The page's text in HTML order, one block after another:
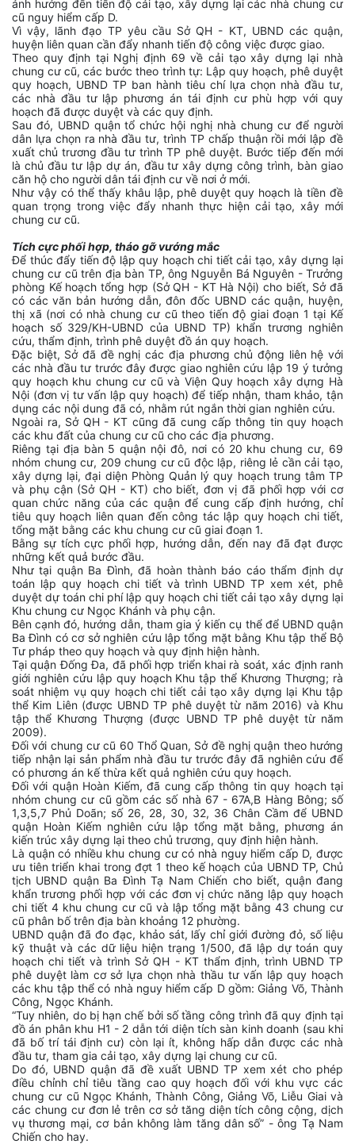
ảnh hưởng đến tiến độ cải tạo, xây dựng lại các nhà chung cư
cũ nguy hiểm cấp D.
Vì vậy, lãnh đạo TP yêu cầu Sở QH - KT, UBND các quận,
huyện liên quan cần đẩy nhanh tiến độ công việc được giao.
Theo quy định tại Nghị định 69 về cải tạo xây dựng lại nhà
chung cư cũ, các bước theo trình tự: Lập quy hoạch, phê duyệt
quy hoạch, UBND TP ban hành tiêu chí lựa chọn nhà đầu tư,
các nhà đầu tư lập phương án tái định cư phù hợp với quy
hoạch đã được duyệt và các quy định.
Sau đó, UBND quận tổ chức hội nghị nhà chung cư để người
dân lựa chọn ra nhà đầu tư, trình TP chấp thuận rồi mới lập đề
xuất chủ trương đầu tư trình TP phê duyệt. Bước tiếp đến mới
là chủ đầu tư lập dự án, đầu tư xây dựng công trình, bàn giao
căn hộ cho người dân tái định cư về nơi ở mới.
Như vậy có thể thấy khâu lập, phê duyệt quy hoạch là tiền đề
quan trọng trong việc đẩy nhanh thực hiện cải tạo, xây mới
chung cư cũ.
Tích cực phối hợp, tháo gỡ vướng mắc
Để thúc đẩy tiến độ lập quy hoạch chi tiết cải tạo, xây dựng lại
chung cư cũ trên địa bàn TP, ông Nguyễn Bá Nguyên - Trưởng
phòng Kế hoạch tổng hợp (Sở QH - KT Hà Nội) cho biết, Sở đã
có các văn bản hướng dẫn, đôn đốc UBND các quận, huyện,
thị xã (nơi có nhà chung cư cũ theo tiến độ giai đoạn 1 tại Kế
hoạch số 329/KH-UBND của UBND TP) khẩn trương nghiên
cứu, thẩm định, trình phê duyệt đồ án quy hoạch.
Đặc biệt, Sở đã đề nghị các địa phương chủ động liên hệ với
các nhà đầu tư trước đây được giao nghiên cứu lập 19 ý tưởng
quy hoạch khu chung cư cũ và Viện Quy hoạch xây dựng Hà
Nội (đơn vị tư vấn lập quy hoạch) để tiếp nhận, tham khảo, tận
dụng các nội dung đã có, nhằm rút ngắn thời gian nghiên cứu.
Ngoài ra, Sở QH - KT cũng đã cung cấp thông tin quy hoạch
các khu đất của chung cư cũ cho các địa phương.
Riêng tại địa bàn 5 quận nội đô, nơi có 20 khu chung cư, 69
nhóm chung cư, 209 chung cư cũ độc lập, riêng lẻ cần cải tạo,
xây dựng lại, đại diện Phòng Quản lý quy hoạch trung tâm TP
và phụ cận (Sở QH - KT) cho biết, đơn vị đã phối hợp với cơ
quan chức năng của các quận để cung cấp định hướng, chỉ
tiêu quy hoạch liên quan đến công tác lập quy hoạch chi tiết,
tổng mặt bằng các khu chung cư cũ giai đoạn 1.
Bằng sự tích cực phối hợp, hướng dẫn, đến nay đã đạt được
những kết quả bước đầu.
Như tại quận Ba Đình, đã hoàn thành báo cáo thẩm định dự
toán lập quy hoạch chi tiết và trình UBND TP xem xét, phê
duyệt dự toán chi phí lập quy hoạch chi tiết cải tạo xây dựng lại
Khu chung cư Ngọc Khánh và phụ cận.
Bên cạnh đó, hướng dẫn, tham gia ý kiến cụ thể để UBND quận
Ba Đình có cơ sở nghiên cứu lập tổng mặt bằng Khu tập thể Bộ
Tư pháp theo quy hoạch và quy định hiện hành.
Tại quận Đống Đa, đã phối hợp triển khai rà soát, xác định ranh
giới nghiên cứu lập quy hoạch Khu tập thể Khương Thượng; rà
soát nhiệm vụ quy hoạch chi tiết cải tạo xây dựng lại Khu tập
thể Kim Liên (được UBND TP phê duyệt từ năm 2016) và Khu
tập thể Khương Thượng (được UBND TP phê duyệt từ năm
2009).
Đối với chung cư cũ 60 Thổ Quan, Sở đề nghị quận theo hướng
tiếp nhận lại sản phẩm nhà đầu tư trước đây đã nghiên cứu để
có phương án kế thừa kết quả nghiên cứu quy hoạch.
Đối với quận Hoàn Kiếm, đã cung cấp thông tin quy hoạch tại
nhóm chung cư cũ gồm các số nhà 67 - 67A,B Hàng Bông; số
1,3,5,7 Phủ Doãn; số 26, 28, 30, 32, 36 Chân Cầm để UBND
quận Hoàn Kiếm nghiên cứu lập tổng mặt bằng, phương án
kiến trúc xây dựng lại theo chủ trương, quy định hiện hành.
Là quận có nhiều khu chung cư có nhà nguy hiểm cấp D, được
ưu tiên triển khai trong đợt 1 theo kế hoạch của UBND TP, Chủ
tịch UBND quận Ba Đình Tạ Nam Chiến cho biết, quận đang
khẩn trương phối hợp với các đơn vị chức năng lập quy hoạch
chi tiết 4 khu chung cư cũ và lập tổng mặt bằng 43 chung cư
cũ phân bố trên địa bàn khoảng 12 phường.
UBND quận đã đo đạc, khảo sát, lấy chỉ giới đường đỏ, số liệu
kỹ thuật và các dữ liệu hiện trạng 1/500, đã lập dự toán quy
hoạch chi tiết và trình Sở QH - KT thẩm định, trình UBND TP
phê duyệt làm cơ sở lựa chọn nhà thầu tư vấn lập quy hoạch
các khu tập thể có nhà nguy hiểm cấp D gồm: Giảng Võ, Thành
Công, Ngọc Khánh.
“Tuy nhiên, do bị hạn chế bởi số tầng công trình đã quy định tại
đồ án phân khu H1 - 2 dẫn tới diện tích sàn kinh doanh (sau khi
đã bố trí tái định cư) còn lại ít, không hấp dẫn được các nhà
đầu tư, tham gia cải tạo, xây dựng lại chung cư cũ.
Do đó, UBND quận đã đề xuất UBND TP xem xét cho phép
điều chỉnh chỉ tiêu tầng cao quy hoạch đối với khu vực các
chung cư cũ Ngọc Khánh, Thành Công, Giảng Võ, Liễu Giai và
các chung cư đơn lẻ trên cơ sở tăng diện tích công cộng, dịch
vụ thương mại, cơ bản không làm tăng dân số” - ông Tạ Nam
Chiến cho hay.